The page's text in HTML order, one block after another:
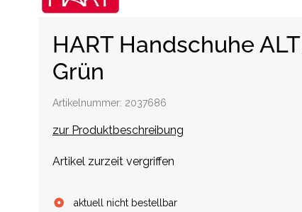
HART Handschuhe
Grün
Artikelnummer: 2037686
zur Produktbeschreibung
Artikel zurzeit vergriffen
aktuell nicht bestellbar